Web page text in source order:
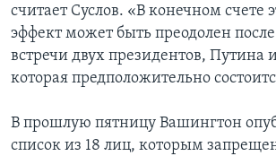
считает Суслов. «В конечном счете
эффект может быть преодолен
встречи двух президентов, Путина
которая предположительно
В прошлую пятницу Вашингтон
список из 18 лиц, которым